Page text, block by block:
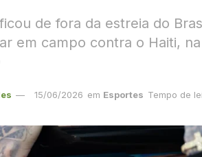
de fora da estreia do
em campo contra o Haiti,
15/06/2026 em Esportes Tempo de